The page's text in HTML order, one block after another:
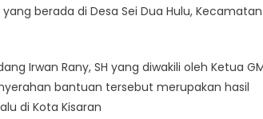
berada di Desa Sei Dua Hulu, Kecamatan
Irwan Rany, SH yang diwakili oleh Ketua
bantuan tersebut merupakan hasil
di Kota Kisaran